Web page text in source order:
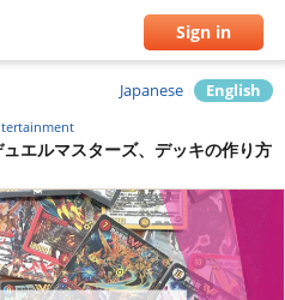
Sign in
Japanese English
エルマスターズ、デッキの作り方